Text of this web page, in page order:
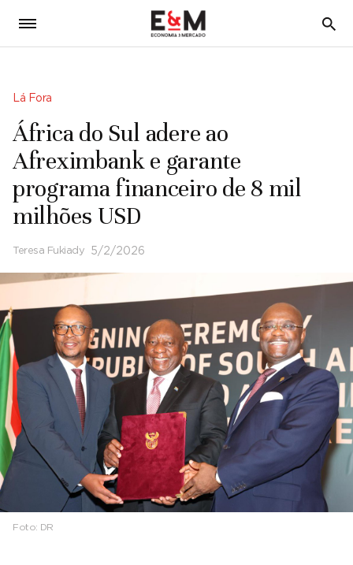
5
Lá Fora
África do Sul adere ao
Afreximbank e garante
programa financeiro de 8 mil
milhões USD
Teresa Fukiady 5/2/2026
Foto: DR